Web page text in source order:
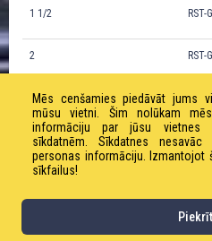
1 1/2 RST-
2 RST-
2 1/2 RST-
3 RST-
Mēs cenšamies piedāvāt jums
mūsu vietni. Šim nolūkam
informāciju par jūsu vietnes
sīkdatnēm. Sīkdatnes
personas informāciju. Izmantojot
sīkfailus!